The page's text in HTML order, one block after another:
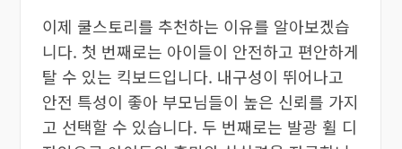
이제 쿨스토리를 추천하는 이유를 알아보겠습
니다. 첫 번째로는 아이들이 안전하고 편안하게
탈 수 있는 킥보드입니다. 내구성이 뛰어나고
안전 특성이 좋아 부모님들이 높은 신뢰를 가지
고 선택할 수 있습니다. 두 번째로는 발광 휠 디